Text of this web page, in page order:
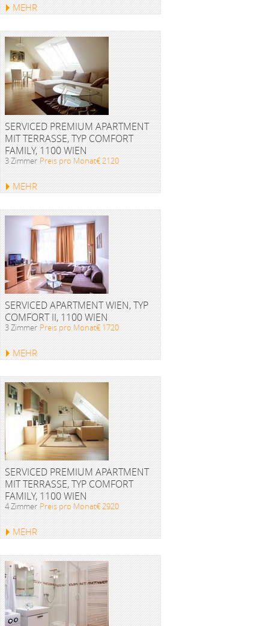
MEHR
SERVICED PREMIUM APARTMENT
MIT TERRASSE, TYP COMFORT
FAMILY, 1100 WIEN
3 Zimmer Preis pro Monat€ 2120
MEHR
SERVICED APARTMENT WIEN, TYP
COMFORT II, 1100 WIEN
3 Zimmer Preis pro Monat€ 1720
MEHR
SERVICED PREMIUM APARTMENT
MIT TERRASSE, TYP COMFORT
FAMILY, 1100 WIEN
4 Zimmer Preis pro Monat€ 2920
MEHR